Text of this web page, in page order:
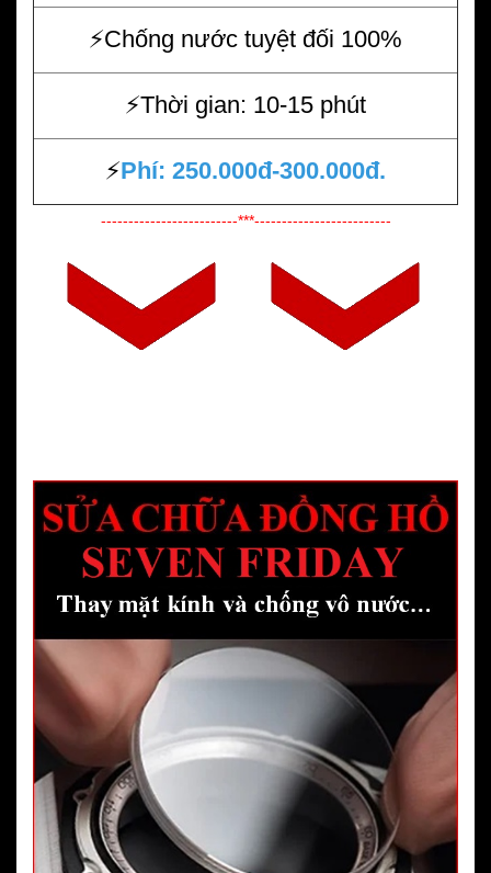
⚡️Chống nước tuyệt đối 100%
⚡️Thời gian: 10-15 phút
⚡️Phí: 250.000đ-300.000đ.
-------------------------***-------------------------